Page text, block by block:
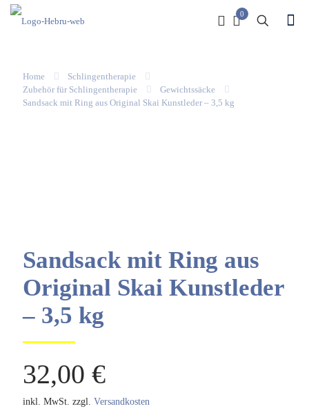
0
Home
Schlingentherapie
Zubehör für Schlingentherapie
Gewichtssäcke
Sandsack mit Ring aus Original Skai Kunstleder – 3,5 kg
Sandsack mit Ring aus
Original Skai Kunstleder
– 3,5 kg
32,00 €
inkl. MwSt. zzgl. Versandkosten